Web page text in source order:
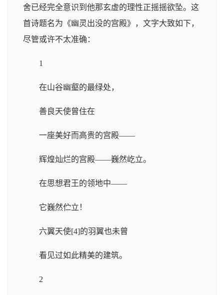
舍已经完全意识到他那玄虚的理性正摇摇欲坠。这
首诗题名为《幽灵出没的宫殿》，文字大致如下，
尽管或许不太准确：
1
在山谷幽壑的最绿处，
善良天使曾住在
一座美好而高贵的宫殿——
辉煌灿烂的宫殿——巍然屹立。
在思想君王的领地中——
它巍然伫立！
六翼天使[4]的羽翼也未曾
看见过如此精美的建筑。
2